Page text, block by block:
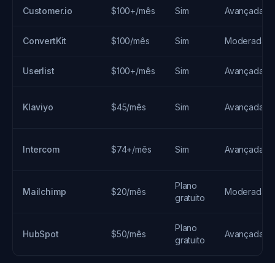
Customer.io $100+/mês Sim Avançada
ConvertKit $100/mês Sim Moderada
Userlist $100+/mês Sim Avançada
Klaviyo $45/mês Sim Avançada
Intercom $74+/mês Sim Avançada
Mailchimp $20/mês
Plano
gratuito
Moderada
HubSpot $50/mês
Plano
gratuito
Avançada